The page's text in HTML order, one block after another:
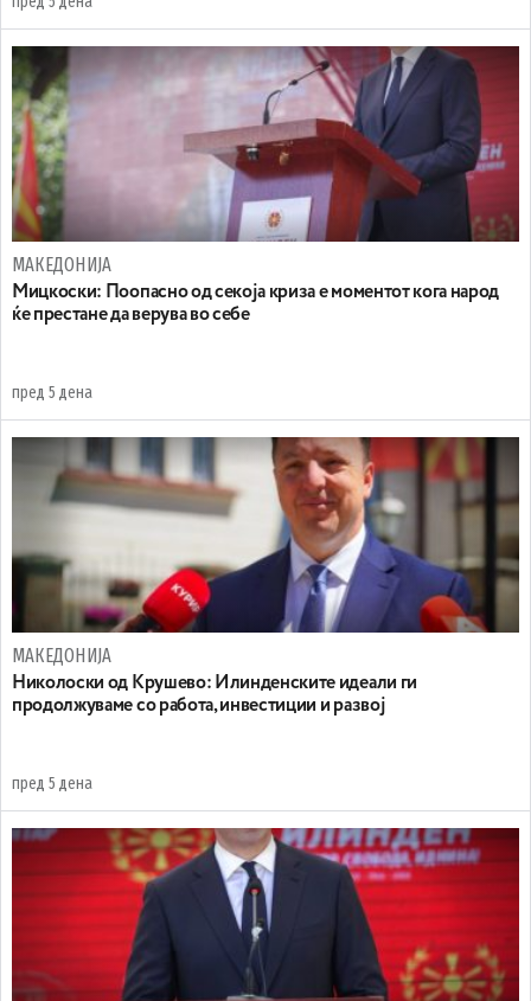
МАКЕДОНИЈА
Мицкоски: Поопасно од секоја криза е моментот кога народ
ќе престане да верува во себе
пред 5 дена
МАКЕДОНИЈА
Николоски од Крушево: Илинденските идеали ги
продолжуваме со работа, инвестиции и развој
пред 5 дена